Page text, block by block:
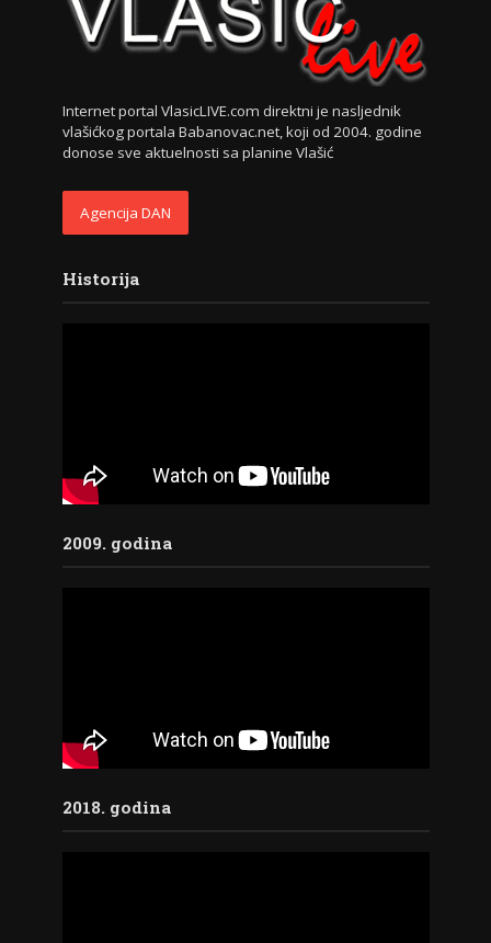
Internet portal VlasicLIVE.com direktni je nasljednik
vlašićkog portala Babanovac.net, koji od 2004. godine
donose sve aktuelnosti sa planine Vlašić
Agencija DAN
Historija
2009. godina
2018. godina